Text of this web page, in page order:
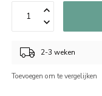
2-3 weken
Toevoegen om te vergelijken